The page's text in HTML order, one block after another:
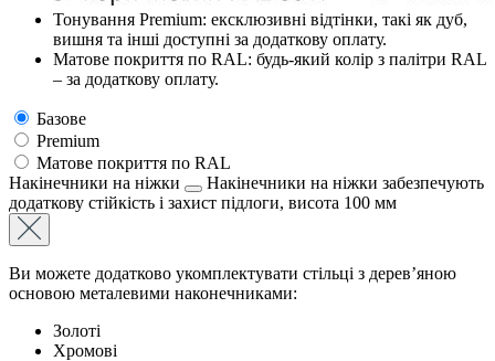
Тонування Premium: ексклюзивні відтінки, такі як дуб,
вишня та інші доступні за додаткову оплату.
Матове покриття по RAL: будь-який колір з палітри RAL
– за додаткову оплату.
Базове
Premium
Матове покриття по RAL
Накінечники на ніжки
Накінечники на ніжки забезпечують
додаткову стійкість і захист підлоги, висота 100 мм
Ви можете додатково укомплектувати стільці з дерев’яною
основою металевими наконечниками:
Золоті
Хромові